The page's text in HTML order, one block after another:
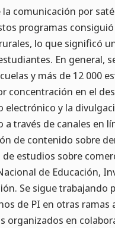
comunicación por
programas
lo que significó
En general,
y más de 12 000
concentración en el
electrónico y la
a través de canales en
de contenido sobre
de estudios sobre
de Educación,
Se sigue trabajando
de PI en otras ramas
organizados en